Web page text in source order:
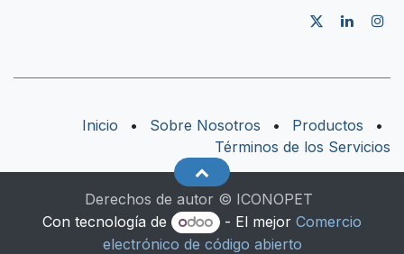
Inicio • Sobre Nosotros • Productos
•
Términos de los Servicios
Derechos de autor © ICONOPET
Con tecnología de
- El mejorComercio
electrónico de código abierto